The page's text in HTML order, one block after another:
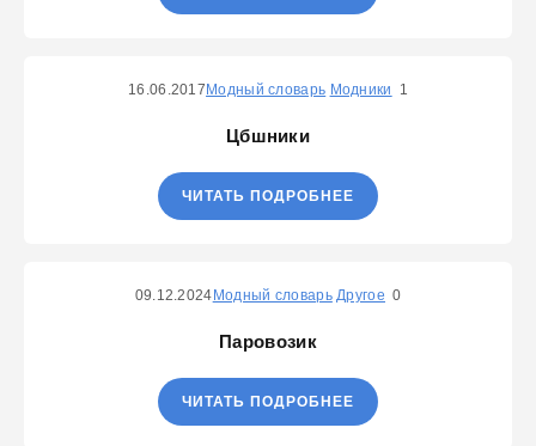
16.06.2017 Модный словарь Модники 1
Цбшники
ЧИТАТЬ ПОДРОБНЕЕ
09.12.2024 Модный словарь Другое 0
Паровозик
ЧИТАТЬ ПОДРОБНЕЕ